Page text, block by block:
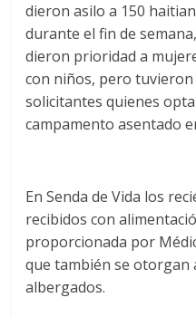
dieron asilo a 150
durante el fin de
dieron prioridad a
con niños, pero
solicitantes quienes
campamento asentado
En Senda de Vida los
recibidos con
proporcionada por
que también se otorgan
albergados.